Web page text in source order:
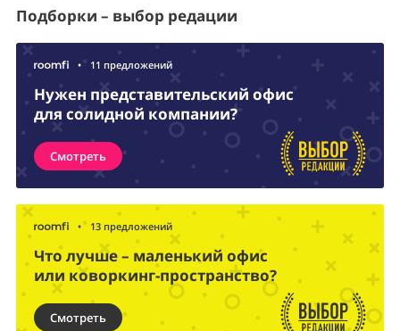
Подборки – выбор редации
• 11 предложений
Нужен представительский офис
для солидной компании?
Смотреть
• 13 предложений
Что лучше – маленький офис
или коворкинг-пространство?
Смотреть